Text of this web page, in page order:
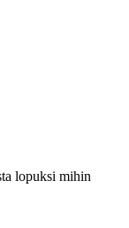
lopuksi mihin